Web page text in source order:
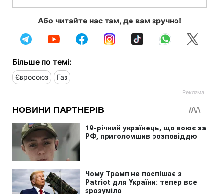
Або читайте нас там, де вам зручно!
Більше по темі:
Євросоюз Газ